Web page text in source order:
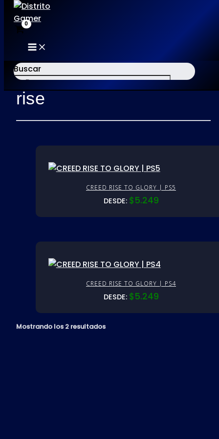
al
contenido
MAIN
MENU
Buscar
×
Inicio/ Productos etiquetados “rise”
rise
CREED RISE TO GLORY | PS5
DESDE: $5.249
CREED RISE TO GLORY | PS4
DESDE: $5.249
Mostrando los 2 resultados